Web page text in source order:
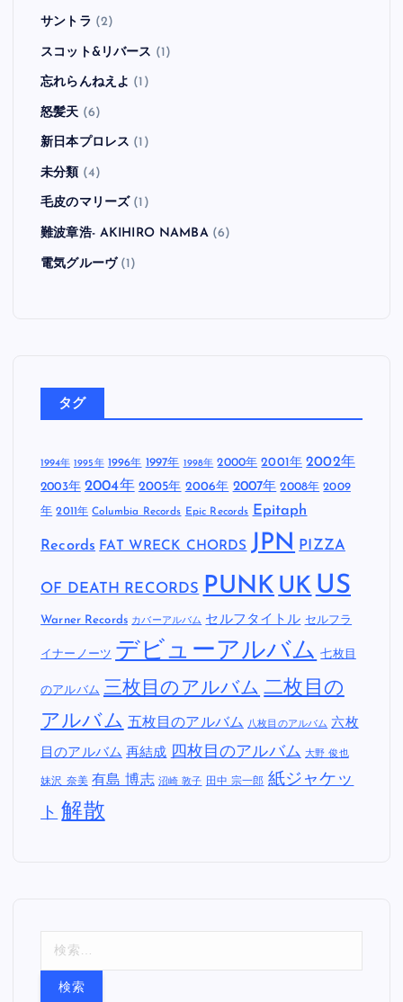
サントラ (2)
スコット&リバース (1)
忘れらんねえよ (1)
怒髪天 (6)
新日本プロレス (1)
未分類 (4)
毛皮のマリーズ (1)
難波章浩- AKIHIRO NAMBA(6)
電気グルーヴ(1)
タグ
1994年 1995年 1996年 1997年 1998年 2000年 2001年 2002年
2003年 2004年 2005年 2006年 2007年 2008年 2009
年 2011年 Columbia Records Epic Records Epitaph
Records FAT WRECK CHORDS JPN PIZZA
OF DEATH RECORDS PUNK UK US
Warner Records カバーアルバム セルフタイトル セルフラ
イナーノーツ デビューアルバム 七枚目
のアルバム 三枚目のアルバム 二枚目の
アルバム 五枚目のアルバム 八枚目のアルバム 六枚
目のアルバム 再結成 四枚目のアルバム 大野 俊也
妹沢 奈美 有島 博志 沼崎 敦子 田中 宗一郎 紙ジャケッ
ト 解散